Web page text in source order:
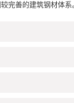
完善的建筑钢材体系